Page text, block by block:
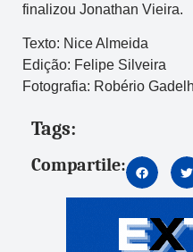
finalizou Jonathan Vieira.
Texto: Nice Almeida
Edição: Felipe Silveira
Fotografia: Robério
Tags:
Compartile: